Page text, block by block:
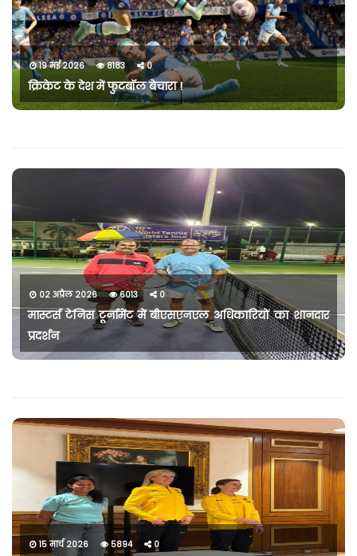
19 मई 2026 8183 0
क्रिकेट के देश में फुटबॉल बेचारा !
02 अप्रैल 2026 6013 0
मास्टर्स टेनिस टूर्नामेंट में बीएसएनएल अधिकारियों का शानदार
प्रदर्शन
15 मार्च 2026 5894 0